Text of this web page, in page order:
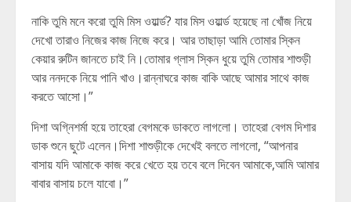
নাকি তুমি মনে করো তুমি মিস ওয়ার্ল্ড? যার মিস ওয়ার্ল্ড হয়েছে না খোঁজ নিয়ে
দেখো তারাও নিজের কাজ নিজে করে। আর তাছাড়া আমি তোমার স্কিন
কেয়ার রুটিন জানতে চাই নি।তোমার গ্লাস স্কিন ধুয়ে তুমি তোমার শাশুড়ী
আর ননদকে নিয়ে পানি খাও।রান্নাঘরে কাজ বাকি আছে আমার সাথে কাজ
করতে আসো।”
দিশা অগ্নিশর্মা হয়ে তাহেরা বেগমকে ডাকতে লাগলো। তাহেরা বেগম দিশার
ডাক শুনে ছুটে এলেন।দিশা শাশুড়ীকে দেখেই বলতে লাগলো, “আপনার
বাসায় যদি আমাকে কাজ করে খেতে হয় তবে বলে দিবেন আমাকে,আমি আমার
বাবার বাসায় চলে যাবো।”